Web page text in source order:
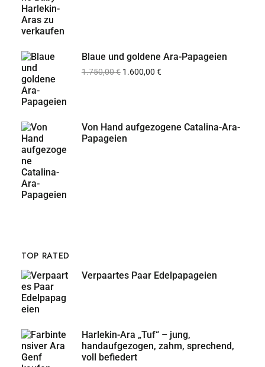
Blaue und goldene Ara-Papageien
1.750,00€ 1.600,00 €
Von Hand aufgezogene Catalina-Ara-
Papageien
TOP RATED
Verpaartes Paar Edelpapageien
Harlekin-Ara „Tuf“ – jung,
handaufgezogen, zahm, sprechend,
voll befiedert